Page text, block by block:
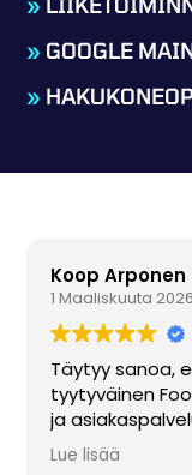
» GOOGLE
»
Koop Arponen
1 Maaliskuuta 2026
Täytyy sanoa,
tyytyväinen
ja
kärsivällisesti
Lue lisää